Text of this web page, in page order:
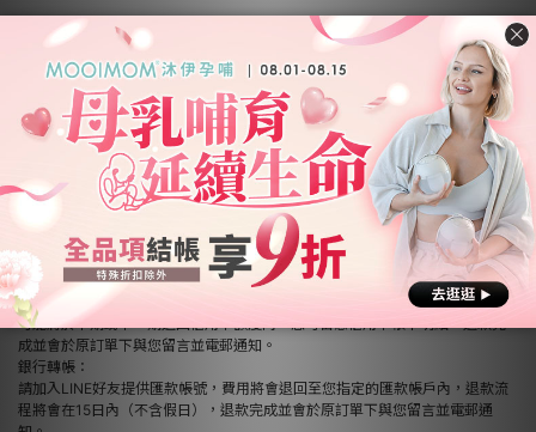
【Q&A 常見問題】
Q：收到的商品有瑕疵或破損，該怎麼辦？
A：請您可於收到商品後7日內提出通知，
並透過官方 LINE通知提供商品照片或
是客服回覆時間內來電（02-2696-1681），優迪客服將會為您協助作完善的後
續處理。
Q：退貨（非瑕疵商品）的辦理流程？
A：請您於收到商品後7日內 拍照或錄影存證，並透過官方 LINE 或是客服回覆
時間內來電（02-2696-1681），優迪客服將會為您協助作完善的後續處理。
Q : 辦理退貨需提供什麼資料？款項多久會歸還？
A : 信用卡付款 / LINEPAY / APPLEPAY：
由於訂單請款與退款作業會分開兩次作業，如遇您的信用卡結帳日，退還款項
可能將於本期或下一期退回信用卡額度內，您可留意信用卡帳單明細，退款完
成並會於原訂單下與您留言並電郵通知。
銀行轉帳：
請加入LINE好友提供匯款帳號，費用將會退回至您指定的匯款帳戶內，退款流
程將會在15日內（不含假日），退款完成並會於原訂單下與您留言並電郵通